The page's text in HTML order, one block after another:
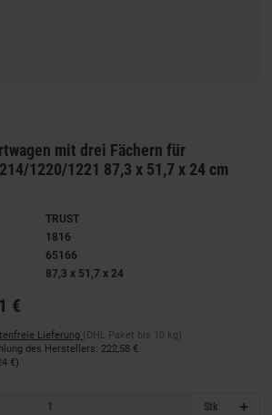
mit drei Fächern für
1220/1221 87,3 x 51,7 x 24 cm
TRUST
1816
65166
87,3 x 51,7 x 24
€
Lieferung (DHL Paket bis 10 kg)
des Herstellers: 222,58 €
€)
Stk